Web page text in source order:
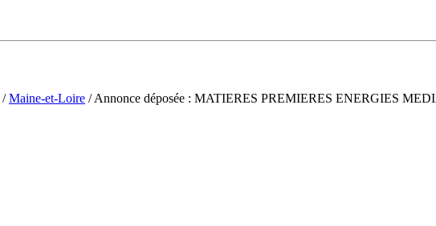
/Maine-et-Loire / Annonce déposée : MATIERES PREMIERES ENERGIES